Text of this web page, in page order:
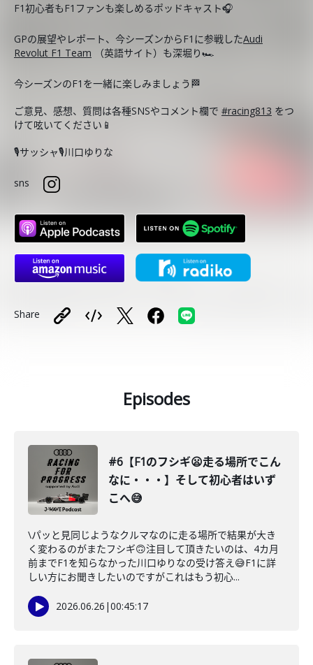
F1初心者もF1ファンも楽しめるポッドキャスト🎧
GPの展望やレポート、今シーズンからF1に参戦したAudi
Revolut F1 Team （英語サイト）も深堀り🏎️
今シーズンのF1を一緒に楽しみましょう🏁
ご意見、感想、質問は各種SNSやコメント欄で #racing813 をつ
けて呟いてください📱
🎙️サッシャ🎙️川口ゆりな
sns
Share
Episodes
#6【F1のフシギ😦走る場所でこん
なに・・・】そして初心者はいず
こへ😅
\パッと見同じようなクルマなのに走る場所で結果が大き
く変わるのがまたフシギ🙃注目して頂きたいのは、4カ月
前までF1を知らなかった川口ゆりなの受け答え😅F1に詳
しい方にお聞きしたいのですがこれはもう初心...
2026.06.26 |00:45:17